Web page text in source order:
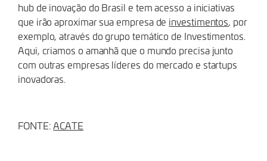
hub de inovação do Brasil e tem acesso a iniciativas
que irão aproximar sua empresa de investimentos, por
exemplo, através do grupo temático de Investimentos.
Aqui, criamos o amanhã que o mundo precisa junto
com outras empresas líderes do mercado e startups
inovadoras.
FONTE:ACATE